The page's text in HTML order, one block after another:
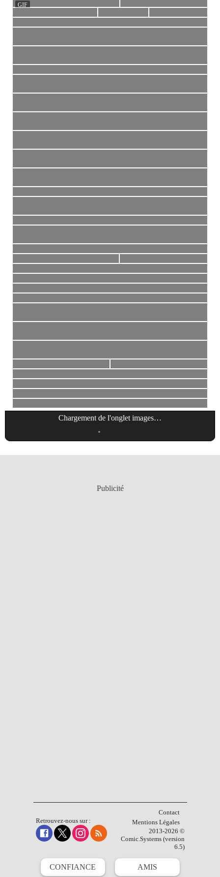
Chargement de l'onglet images…
Publicité
Retrouvez-nous sur :
Contact
Mentions Légales
2013-2026 ©
Comic.Systems (version
6.5)
CONFIANCE AMIS